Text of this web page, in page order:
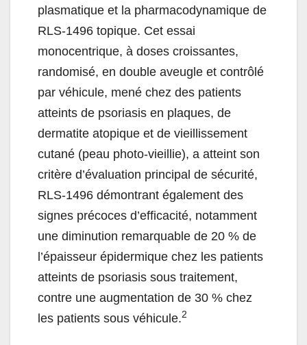
plasmatique et la pharmacodynamique de
RLS-1496 topique. Cet essai
monocentrique, à doses croissantes,
randomisé, en double aveugle et contrôlé
par véhicule, mené chez des patients
atteints de psoriasis en plaques, de
dermatite atopique et de vieillissement
cutané (peau photo-vieillie), a atteint son
critère d’évaluation principal de sécurité,
RLS-1496 démontrant également des
signes précoces d’efficacité, notamment
une diminution remarquable de 20 % de
l’épaisseur épidermique chez les patients
atteints de psoriasis sous traitement,
contre une augmentation de 30 % chez
les patients sous véhicule.2